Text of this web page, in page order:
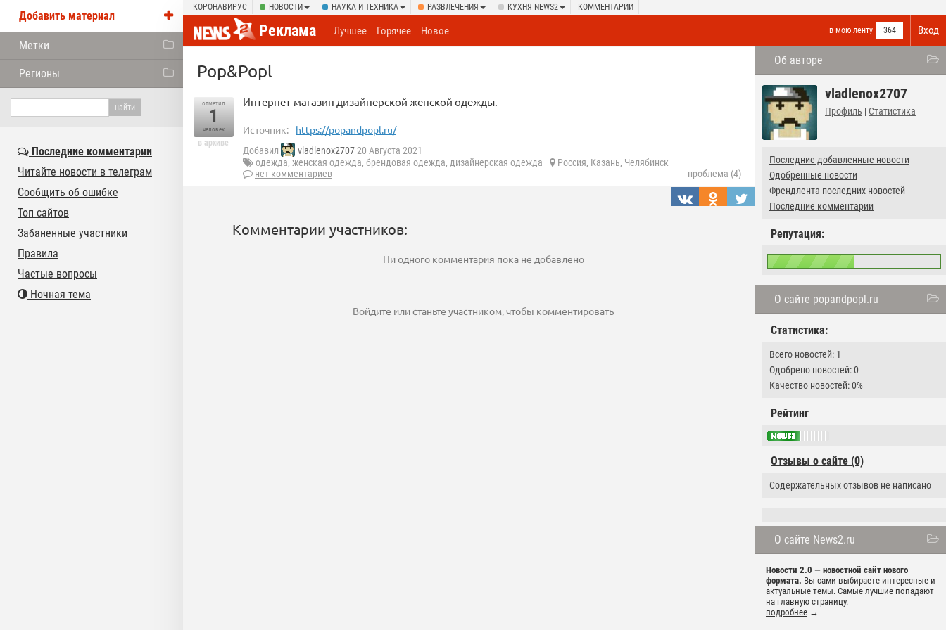
КОРОНАВИРУС НОВОСТИ НАУКА И ТЕХНИКА РАЗВЛЕЧЕНИЯ КУХНЯ NEWS2 КОММЕНТАРИИ
Вход
Реклама в мою ленту 364
Лучшее Горячее Новое
Об авторе
vladlenox2707
Профиль | Статистика
Последние добавленные новости
Одобренные новости
Френдлента последних новостей
Последние комментарии
Репутация:
О сайте popandpopl.ru
Статистика:
Всего новостей: 1
Одобрено новостей: 0
Качество новостей: 0%
Рейтинг
Отзывы о сайте (0)
Содержательных отзывов не написано
О сайте News2.ru
Новости 2.0 — новостной сайт нового
формата. Вы сами выбираете интересные и
актуальные темы. Самые лучшие попадают
на главную страницу.
подробнее →
Pop&Popl
отметил
1
человек
в архиве
Интернет-магазин дизайнерской женской одежды.
Источник: https://popandpopl.ru/
Добавил vladlenox270720 Августа 2021
одежда, женская одежда, брендовая одежда, дизайнерская одежда Россия, Казань, Челябинск
нет комментариев
проблема (4)
Комментарии участников:
Ни одного комментария пока не добавлено
Войдите илистаньте участником, чтобы комментировать
Добавить материал
Метки
Регионы
Последние комментарии
Читайте новости в телеграм
Сообщить об ошибке
Топ сайтов
Забаненные участники
Правила
Частые вопросы
Ночная тема